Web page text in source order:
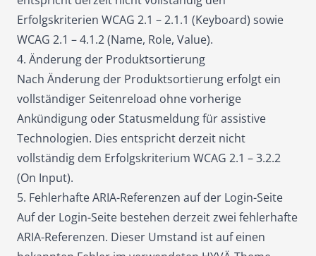
Erfolgskriterien WCAG 2.1 – 2.1.1 (Keyboard) sowie
WCAG 2.1 – 4.1.2 (Name, Role, Value).
4. Änderung der Produktsortierung
Nach Änderung der Produktsortierung erfolgt ein
vollständiger Seitenreload ohne vorherige
Ankündigung oder Statusmeldung für assistive
Technologien. Dies entspricht derzeit nicht
vollständig dem Erfolgskriterium WCAG 2.1 – 3.2.2
(On Input).
5. Fehlerhafte ARIA-Referenzen auf der Login-Seite
Auf der Login-Seite bestehen derzeit zwei fehlerhafte
ARIA-Referenzen. Dieser Umstand ist auf einen